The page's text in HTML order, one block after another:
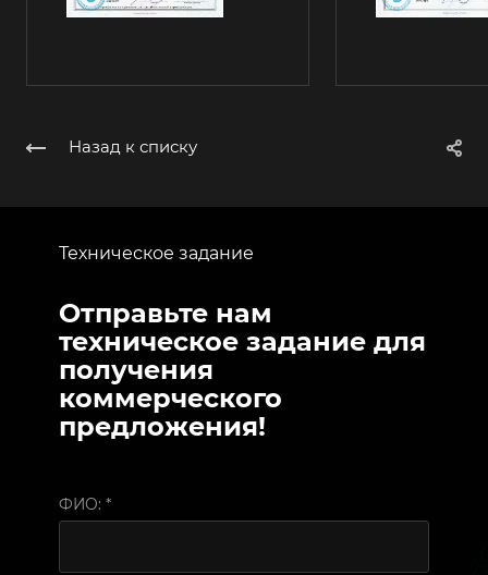
Назад к списку
Техническое задание
Отправьте нам
техническое задание для
получения
коммерческого
предложения!
ФИО: *